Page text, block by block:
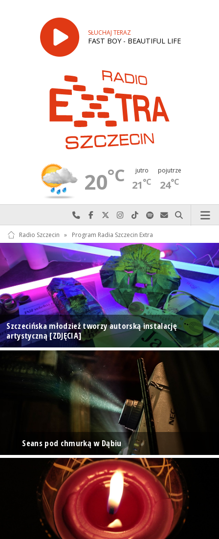
SŁUCHAJ TERAZ
FAST BOY - BEAUTIFUL LIFE
20°C jutro
21°C
pojutrze
24°C
Najlepiej po prostu do nas zadzwoń
Odwiedź nas na Facebook-u
Odwiedź nas na X
Odwiedź nas na Instagram-ie
Odwiedź nas na TikTok-u
Szukaj nas na Spotify
Wyślij do nas
Szukaj
Radio Szczecin » Program Radia Szczecin Extra
Szczecińska młodzież tworzy autorską instalację
artystyczną [ZDJĘCIA]
Seans pod chmurką w Dąbiu